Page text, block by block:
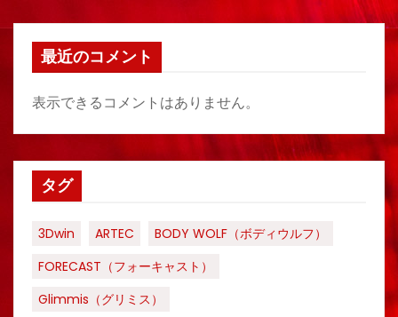
最近のコメント
表示できるコメントはありません。
タグ
3Dwin ARTEC
BODY WOLF（ボディウルフ）
FORECAST（フォーキャスト）
Glimmis（グリミス）